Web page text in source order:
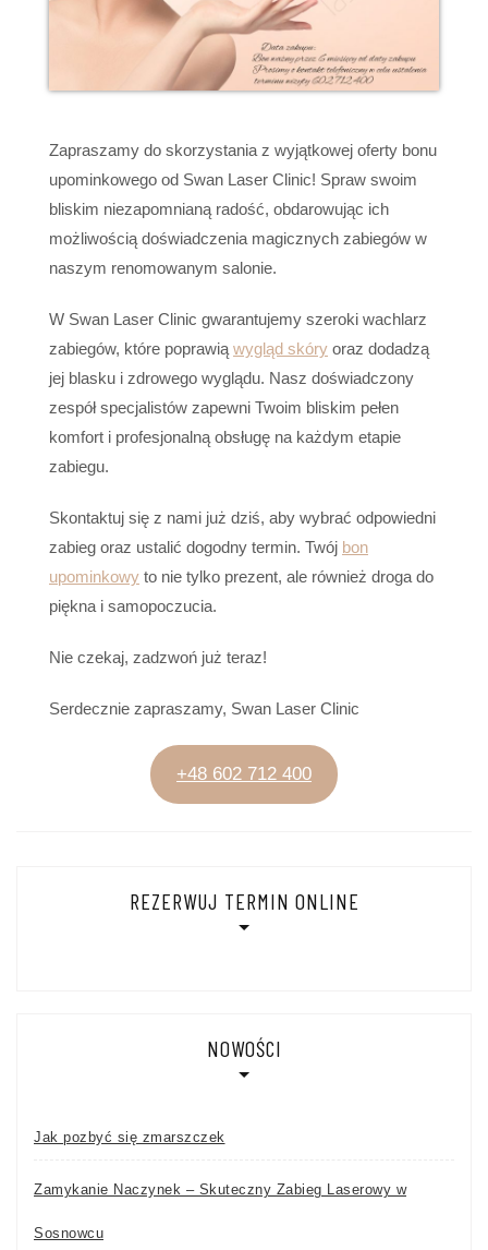
Zapraszamy do skorzystania z wyjątkowej oferty bonu
upominkowego od Swan Laser Clinic! Spraw swoim
bliskim niezapomnianą radość, obdarowując ich
możliwością doświadczenia magicznych zabiegów w
naszym renomowanym salonie.
W Swan Laser Clinic gwarantujemy szeroki wachlarz
zabiegów, które poprawią wygląd skóry oraz dodadzą
jej blasku i zdrowego wyglądu. Nasz doświadczony
zespół specjalistów zapewni Twoim bliskim pełen
komfort i profesjonalną obsługę na każdym etapie
zabiegu.
Skontaktuj się z nami już dziś, aby wybrać odpowiedni
zabieg oraz ustalić dogodny termin. Twój bon
upominkowy to nie tylko prezent, ale również droga do
piękna i samopoczucia.
Nie czekaj, zadzwoń już teraz!
Serdecznie zapraszamy, Swan Laser Clinic
+48 602 712 400
REZERWUJ TERMIN ONLINE
NOWOŚCI
Jak pozbyć się zmarszczek
Zamykanie Naczynek – Skuteczny Zabieg Laserowy w
Sosnowcu